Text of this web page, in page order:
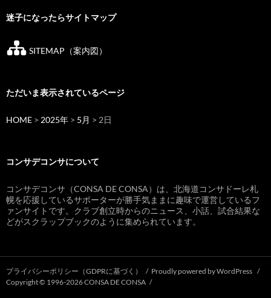
迷子になったらサイトマップ
SITEMAP（案内図）
ただいま表示されているページ
HOME > 2025年 > 5月 > 2日
コンサデコンサについて
コンサデコンサ（CONSA DE CONSA）は、北海道コンサドーレ札
幌を応援しているサポーターが勝手気ままに趣味で運営しているフ
ァンサイトです。クラブ創立時からのニュース、小話、試合結果な
どがスクラップブックのように集められています。
プライバシーポリシー（GDPRに基づく）
Proudly powered by WordPress
Copyright © 1996-2026 CONSA DE CONSA